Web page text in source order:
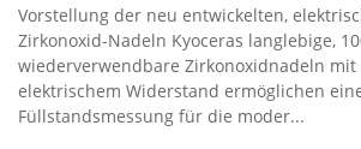
Vorstellung der neu entwickelten,
Zirkonoxid-Nadeln Kyoceras langlebige, 100% inerte und
wiederverwendbare Zirkonoxidnadeln
elektrischem Widerstand ermöglichen
Füllstandsmessung für die moder...